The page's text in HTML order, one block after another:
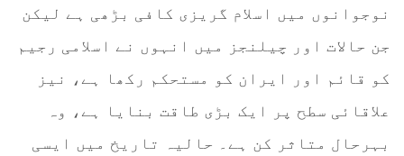
نوجوانوں میں اسلام گریزی کافی بڑھی ہے لیکن
جن حالات اور چیلنجز میں انہوں نے اسلامی رجیم
کو قائم اور ایران کو مستحکم رکھا ہے، نیز
علاقائی سطح پر ایک بڑی طاقت بنایا ہے، وہ
بہرحال متاثر کن ہے۔ حالیہ تاریخ میں ایسی